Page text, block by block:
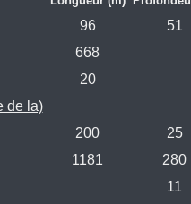
96
51
668
20
de la)
200
25
1181
280
11